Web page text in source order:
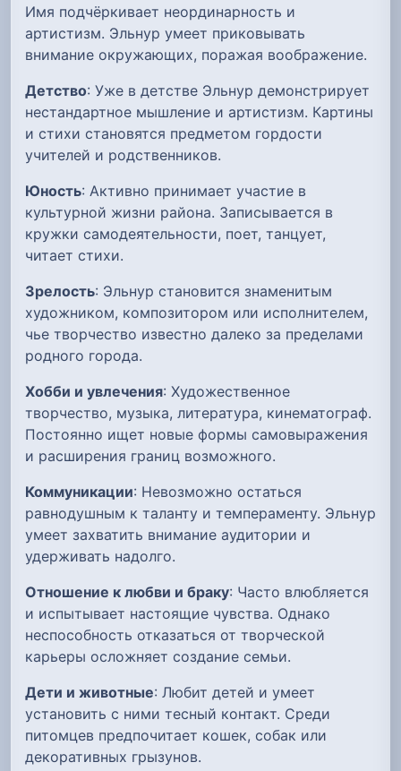
Имя подчёркивает неординарность и
артистизм. Эльнур умеет приковывать
внимание окружающих, поражая воображение.
Детство: Уже в детстве Эльнур демонстрирует
нестандартное мышление и артистизм. Картины
и стихи становятся предметом гордости
учителей и родственников.
Юность: Активно принимает участие в
культурной жизни района. Записывается в
кружки самодеятельности, поет, танцует,
читает стихи.
Зрелость: Эльнур становится знаменитым
художником, композитором или исполнителем,
чье творчество известно далеко за пределами
родного города.
Хобби и увлечения: Художественное
творчество, музыка, литература, кинематограф.
Постоянно ищет новые формы самовыражения
и расширения границ возможного.
Коммуникации: Невозможно остаться
равнодушным к таланту и темпераменту. Эльнур
умеет захватить внимание аудитории и
удерживать надолго.
Отношение к любви и браку: Часто влюбляется
и испытывает настоящие чувства. Однако
неспособность отказаться от творческой
карьеры осложняет создание семьи.
Дети и животные: Любит детей и умеет
установить с ними тесный контакт. Среди
питомцев предпочитает кошек, собак или
декоративных грызунов.